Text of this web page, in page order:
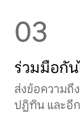
03
ร่วมมือกั
ส่งข้อความถึ
ปฏิทิน และอี